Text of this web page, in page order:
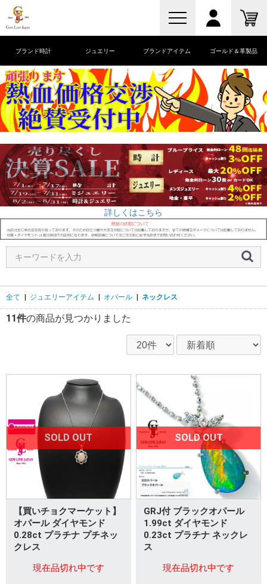
ブランド時計 ジュエリー ブランドアイテム ゴールド＆革製品
詳しくはこちら
全て ジュエリーアイテム オパール ネックレス
11件の商品が見つかりました
SOLD OUT
【買いチョクマーケット】
オパール ダイヤモンド
0.28ct プラチナ プチネッ
クレス
現在品切れ中です
SOLD OUT
GRJ付 ブラックオパール
1.99ct ダイヤモンド
0.23ct プラチナ ネックレ
ス
現在品切れ中です